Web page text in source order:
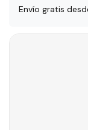
Envío gratis